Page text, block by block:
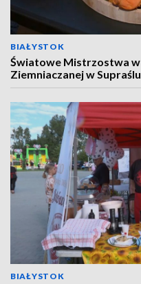
BIAŁYSTOK
Światowe Mistrzostwa w
Ziemniaczanej w
BIAŁYSTOK